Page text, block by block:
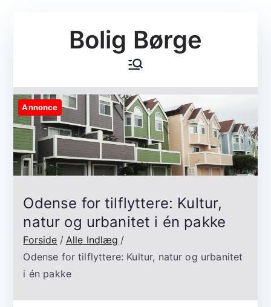
Bolig Børge
Annonce
Odense for tilflyttere: Kultur,
natur og urbanitet i én pakke
Forside
Alle Indlæg
Odense for tilflyttere: Kultur, natur og urbanitet
i én pakke